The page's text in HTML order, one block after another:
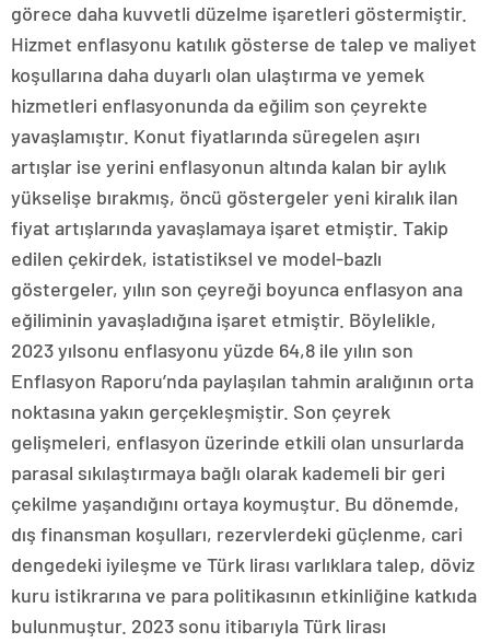
görece daha kuvvetli düzelme işaretleri göstermiştir.
Hizmet enflasyonu katılık gösterse de talep ve maliyet
koşullarına daha duyarlı olan ulaştırma ve yemek
hizmetleri enflasyonunda da eğilim son çeyrekte
yavaşlamıştır. Konut fiyatlarında süregelen aşırı
artışlar ise yerini enflasyonun altında kalan bir aylık
yükselişe bırakmış, öncü göstergeler yeni kiralık ilan
fiyat artışlarında yavaşlamaya işaret etmiştir. Takip
edilen çekirdek, istatistiksel ve model-bazlı
göstergeler, yılın son çeyreği boyunca enflasyon ana
eğiliminin yavaşladığına işaret etmiştir. Böylelikle,
2023 yılsonu enflasyonu yüzde 64,8 ile yılın son
Enflasyon Raporu’nda paylaşılan tahmin aralığının orta
noktasına yakın gerçekleşmiştir. Son çeyrek
gelişmeleri, enflasyon üzerinde etkili olan unsurlarda
parasal sıkılaştırmaya bağlı olarak kademeli bir geri
çekilme yaşandığını ortaya koymuştur. Bu dönemde,
dış finansman koşulları, rezervlerdeki güçlenme, cari
dengedeki iyileşme ve Türk lirası varlıklara talep, döviz
kuru istikrarına ve para politikasının etkinliğine katkıda
bulunmuştur. 2023 sonu itibarıyla Türk lirası